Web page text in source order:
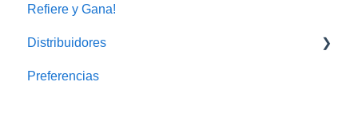
Impresora
Refiere y Gana!
Distribuidores
FAQ
Preferencias